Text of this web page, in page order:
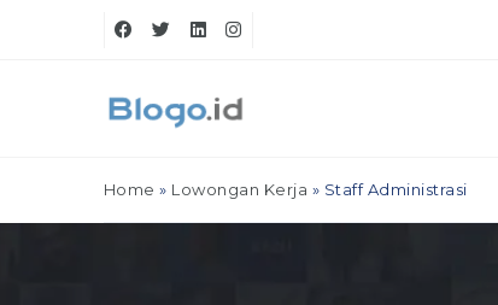
Home » Lowongan Kerja » Staff Administrasi